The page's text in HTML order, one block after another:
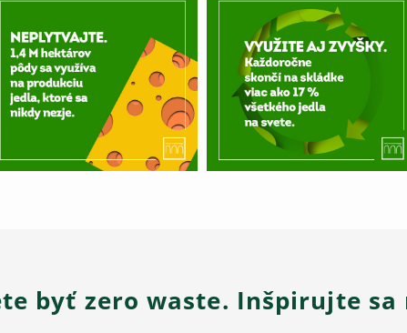
byť zero waste. Inšpirujte